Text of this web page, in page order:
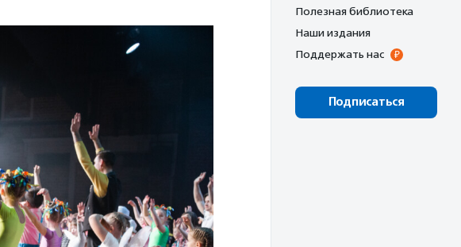
Полезная библиотека
Наши издания
Поддержать нас
Подписаться